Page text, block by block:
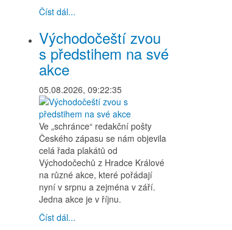
Číst dál...
Východočeští zvou
s předstihem na své
akce
05.08.2026, 09:22:35
Ve „schránce“ redakční pošty
Českého zápasu se nám objevila
celá řada plakátů od
Východočechů z Hradce Králové
na různé akce, které pořádají
nyní v srpnu a zejména v září.
Jedna akce je v říjnu.
Číst dál...